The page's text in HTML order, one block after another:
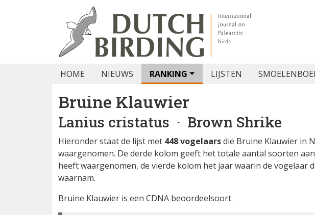
HOME NIEUWS RANKING LIJSTEN
Bruine Klauwier
Lanius cristatus · Brown Shrike
Hieronder staat de lijst met 448 vogelaarsdie Bruine Klauwier in
waargenomen. De derde kolom geeft het totale aantal soorten
heeft waargenomen, de vierde kolom het jaar waarin de vogelaar
waarnam.
Bruine Klauwier is een CDNA beoordeelsoort.